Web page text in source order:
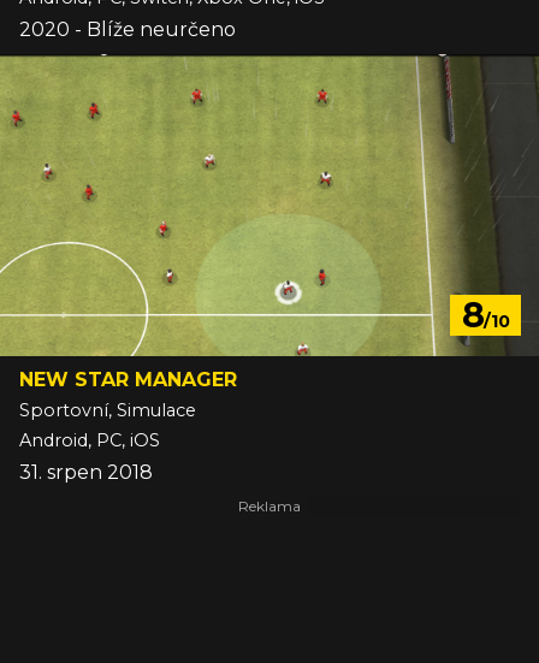
2020 - Blíže neurčeno
8/10
NEW STAR MANAGER
Sportovní, Simulace
Android, PC, iOS
31. srpen 2018